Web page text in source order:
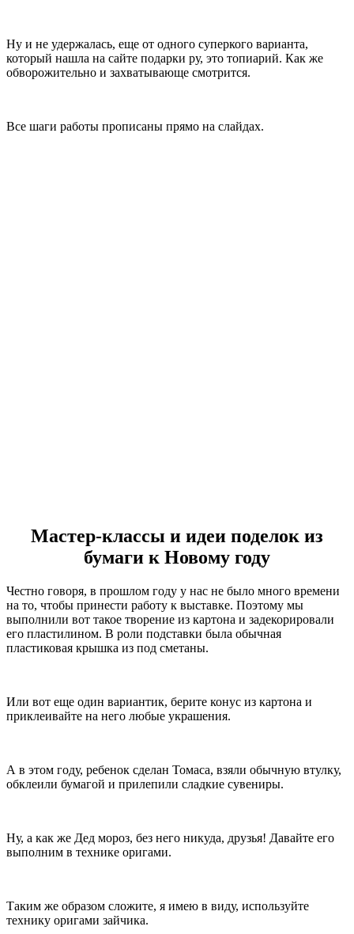
Ну и не удержалась, еще от одного суперкого варианта,
который нашла на сайте подарки ру, это топиарий. Как же
обворожительно и захватывающе смотрится.
Все шаги работы прописаны прямо на слайдах.
Мастер-классы и идеи поделок из
бумаги к Новому году
Честно говоря, в прошлом году у нас не было много времени
на то, чтобы принести работу к выставке. Поэтому мы
выполнили вот такое творение из картона и задекорировали
его пластилином. В роли подставки была обычная
пластиковая крышка из под сметаны.
Или вот еще один вариантик, берите конус из картона и
приклеивайте на него любые украшения.
А в этом году, ребенок сделан Томаса, взяли обычную втулку,
обклеили бумагой и прилепили сладкие сувениры.
Ну, а как же Дед мороз, без него никуда, друзья! Давайте его
выполним в технике оригами.
Таким же образом сложите, я имею в виду, используйте
технику оригами зайчика.